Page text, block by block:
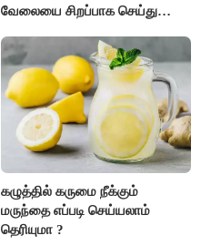
வேலையை சிறப்பாக செய்து
அதே நேரத்தில் கூடுதலாக
உழைக்க வேண்டி இருக்கும்..!
கழுத்தில் கருமை நீக்கும்
மருந்தை எப்படி செய்யலாம்
தெரியுமா ?